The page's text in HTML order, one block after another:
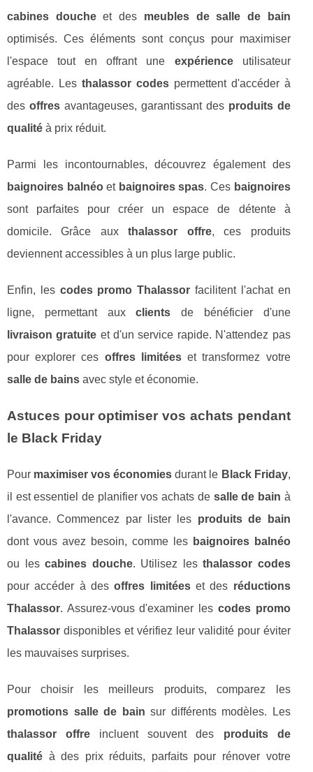
cabines doucheet des meubles de salle de bain
optimisés. Ces éléments sont conçus pour maximiser
l'espace tout en offrant une expérienceutilisateur
agréable. Les thalassor codespermettent d'accéder à
des offresavantageuses, garantissant des produits de
qualité à prix réduit.
Parmi les incontournables, découvrez également des
baignoires balnéoet baignoires spas. Ces baignoires
sont parfaites pour créer un espace de détente à
domicile. Grâce auxthalassor offre, ces produits
deviennent accessibles à un plus large public.
Enfin, les codes promo Thalassor facilitent l'achat en
ligne, permettant auxclients de bénéficier d'une
livraison gratuite et d'un service rapide. N'attendez pas
pour explorer ces offres limitéeset transformez votre
salle de bains avec style et économie.
Astuces pour optimiser vos achats pendant
le Black Friday
Pour maximiser vos économies durant le Black Friday,
il est essentiel de planifier vos achats de salle de bain à
l'avance. Commencez par lister les produits de bain
dont vous avez besoin, comme les baignoires balnéo
ou lescabines douche. Utilisez lesthalassor codes
pour accéder à desoffres limitéeset des réductions
Thalassor. Assurez-vous d'examiner les codes promo
Thalassor disponibles et vérifiez leur validité pour éviter
les mauvaises surprises.
Pour choisir les meilleurs produits, comparez les
promotions salle de bain sur différents modèles. Les
thalassor offre incluent souvent des produits de
qualité à des prix réduits, parfaits pour rénover votre